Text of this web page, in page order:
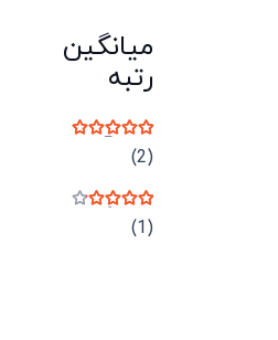
میانگین
رتبه
نمره(2)
نمره(1)